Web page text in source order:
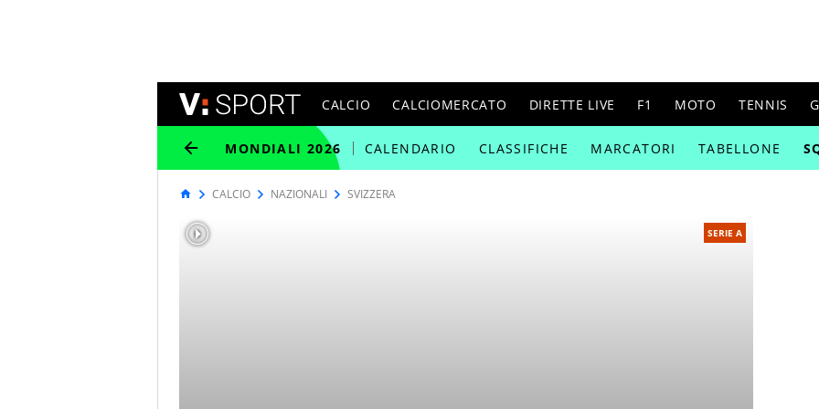
CALCIO CALCIOMERCATO DIRETTE LIVE F1 MOTO TENNIS
MONDIALI 2026 CALENDARIO CLASSIFICHE MARCATORI TABELLONE
CALCIO NAZIONALI SVIZZERA
SERIE A